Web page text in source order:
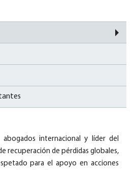
internacional y líder del
recuperación de pérdidas globales,
para el apoyo en acciones